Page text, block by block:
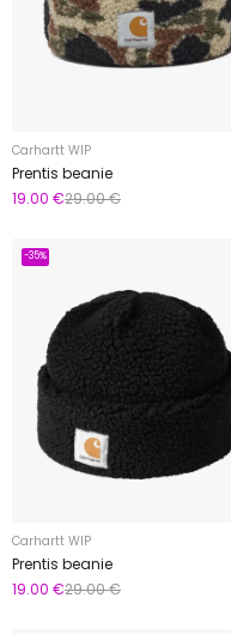
Carhartt WIP
Prentis beanie
19.00 €29.00 €
-35%
Carhartt WIP
Prentis beanie
19.00 €29.00 €